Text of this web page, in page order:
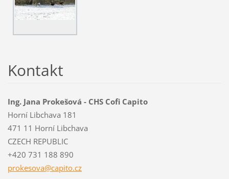
Kontakt
Ing. Jana Prokešová - CHS Cofi Capito
Horní Libchava 181
471 11 Horní Libchava
CZECH REPUBLIC
+420 731 188 890
prokesova@capito.cz